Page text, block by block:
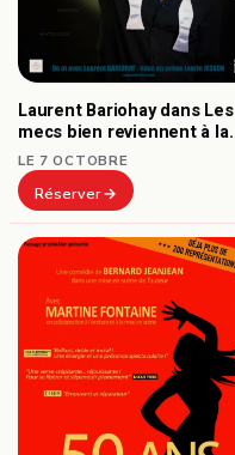
Laurent Bariohay dans Les
mecs bien reviennent à la
mode
LE 7 OCTOBRE
Réserver